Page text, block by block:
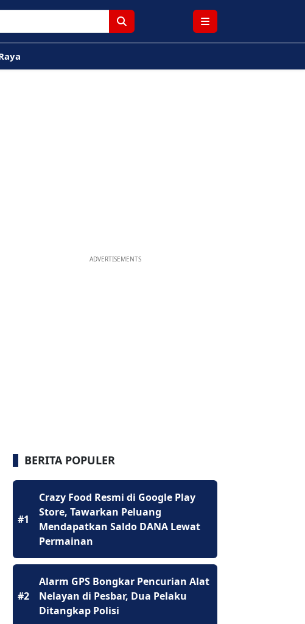
ADVERTISEMENTS
BERITA POPULER
#1
Crazy Food Resmi di Google Play
Store, Tawarkan Peluang
Mendapatkan Saldo DANA Lewat
Permainan
#2
Alarm GPS Bongkar Pencurian Alat
Nelayan di Pesbar, Dua Pelaku
Ditangkap Polisi